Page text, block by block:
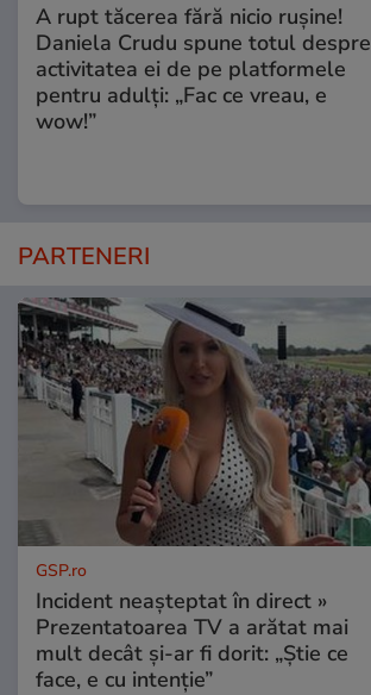
A rupt tăcerea fără nicio rușine!
Daniela Crudu spune totul despre
activitatea ei de pe platformele
pentru adulți: „Fac ce vreau, e
wow!”
PARTENERI
GSP.ro
Incident neașteptat în direct »
Prezentatoarea TV a arătat mai
mult decât și-ar fi dorit: „Știe ce
face, e cu intenție”